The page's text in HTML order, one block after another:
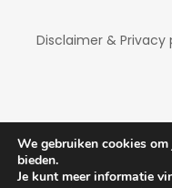
Disclaimer & Privacy
Copyright
We gebruiken cookies
bieden.
Je kunt meer informatie